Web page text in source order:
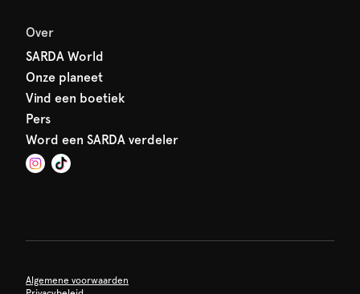
Over
SARDA World
Onze planeet
Vind een boetiek
Pers
Word een SARDA verdeler
Algemene voorwaarden